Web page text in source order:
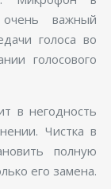
важный
голоса во
голосового
в негодность
Чистка в
полную
его замена.